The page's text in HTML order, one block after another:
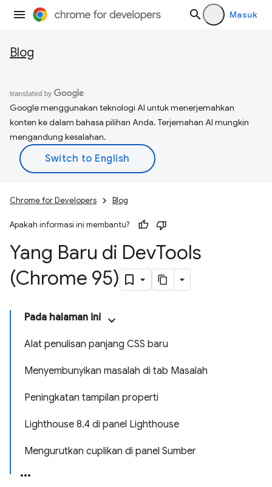
Masuk
Blog
Google menggunakan teknologi AI untuk menerjemahkan
konten ke dalam bahasa pilihan Anda. Terjemahan AI mungkin
mengandung kesalahan.
Chrome for Developers Blog
Apakah informasi ini membantu?
Yang Baru di DevTools
(Chrome 95)
Pada halaman ini
Alat penulisan panjang CSS baru
Menyembunyikan masalah di tab Masalah
Peningkatan tampilan properti
Lighthouse 8.4 di panel Lighthouse
Mengurutkan cuplikan di panel Sumber